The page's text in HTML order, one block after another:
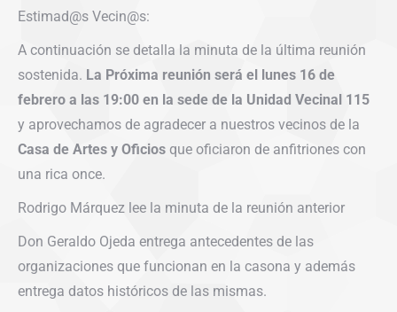
Estimad@s Vecin@s:
A continuación se detalla la minuta de la última reunión
sostenida. La Próxima reunión será el lunes 16 de
febrero a las 19:00 en la sede de la Unidad Vecinal 115
y aprovechamos de agradecer a nuestros vecinos de la
Casa de Artes y Oficios que oficiaron de anfitriones con
una rica once.
Rodrigo Márquez lee la minuta de la reunión anterior
Don Geraldo Ojeda entrega antecedentes de las
organizaciones que funcionan en la casona y además
entrega datos históricos de las mismas.